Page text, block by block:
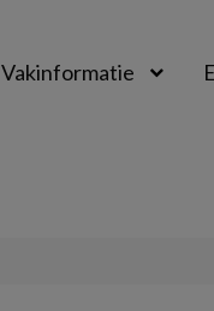
Vakinformatie